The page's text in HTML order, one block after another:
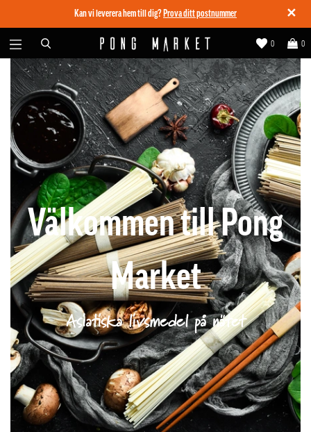
✕
Kan vi leverera hem till dig? Prova ditt postnummer
0
0
Välkommen till Pong
Market
Asiatiska livsmedel på nätet